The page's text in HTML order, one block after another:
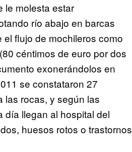
molesta estar
río abajo en barcas
flujo de mochileros como
céntimos de euro por dos
exonerándolos en
se constataron 27
las rocas, y según las
día llegan al hospital del
huesos rotos o trastornos